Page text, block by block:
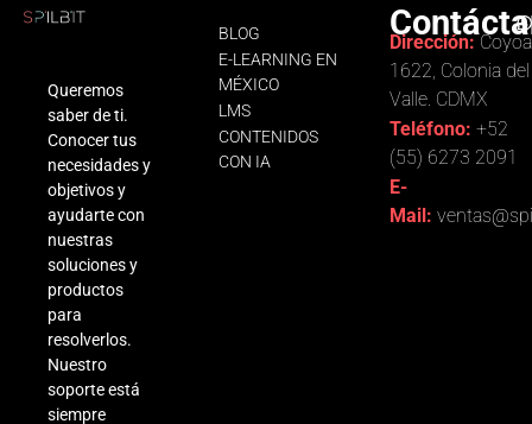
Queremos
saber de ti.
Conocer tus
necesidades y
objetivos y
ayudarte con
nuestras
soluciones y
productos
para
resolverlos.
Nuestro
soporte está
siempre
BLOG
E-LEARNING EN
MÉXICO
LMS
CONTENIDOS
CON IA
Dirección:
1622, Colonia del
Valle. CDMX
Teléfono: +52
(55) 6273 2091
E-
Mail: